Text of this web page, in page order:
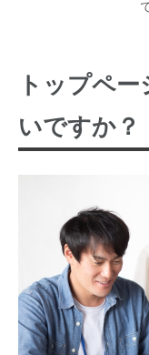
トップペ
いですか？